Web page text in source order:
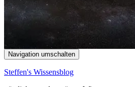
Navigation umschalten
Steffen's Wissensblog